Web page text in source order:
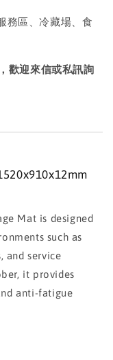
務區、冷藏場、食
歡迎來信或私訊詢
Mat is designed
such as
and service
it provides
anti-fatigue